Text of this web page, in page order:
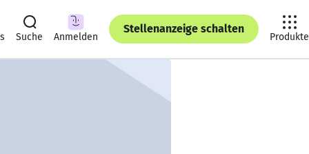
Suche Anmelden
Stellenanzeige schalten
Produkte